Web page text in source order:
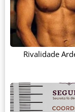
Rivalidade